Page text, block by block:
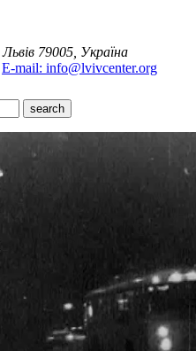
Львів 79005, Україна
E-mail: info@lvivcenter.org
search